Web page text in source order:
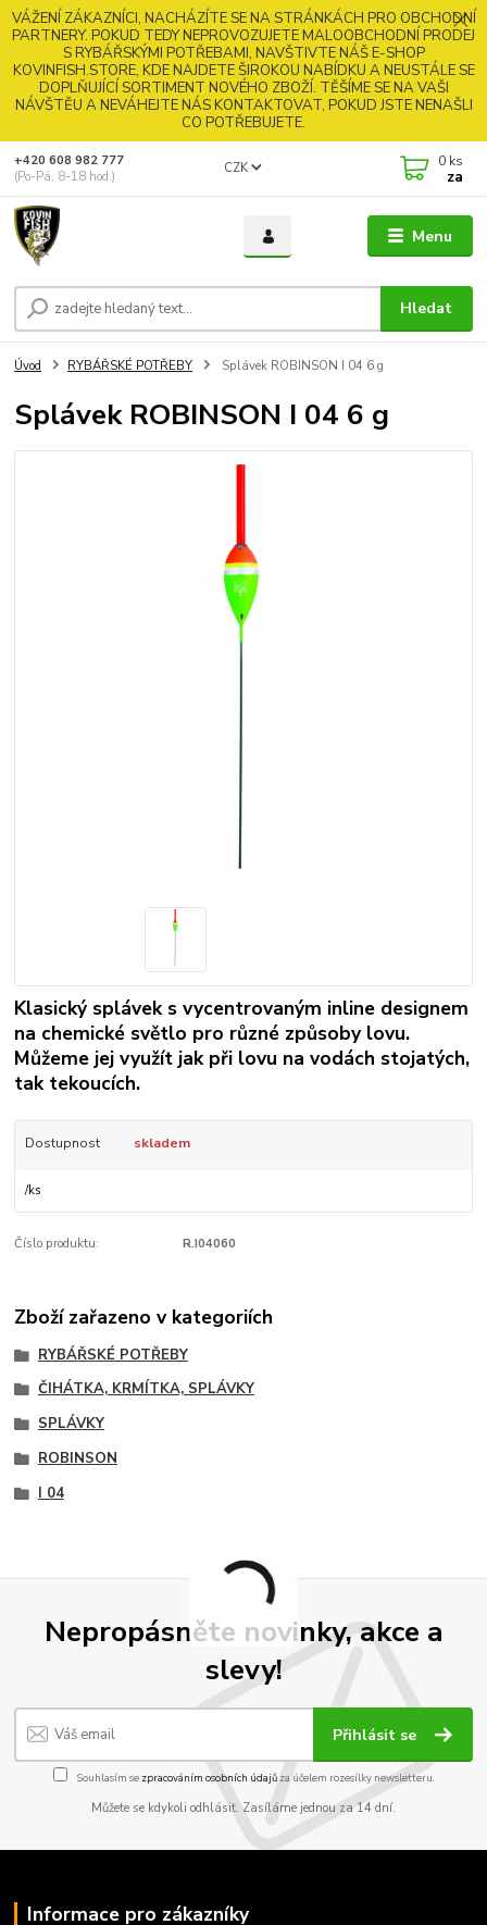
VÁŽENÍ ZÁKAZNÍCI, NACHÁZÍTE SE NA STRÁNKÁCH PRO OBCHODNÍ
PARTNERY. POKUD TEDY NEPROVOZUJETE MALOOBCHODNÍ PRODEJ
S RYBÁŘSKÝMI POTŘEBAMI, NAVŠTIVTE NÁŠ E-SHOP
KOVINFISH.STORE, KDE NAJDETE ŠIROKOU NABÍDKU A NEUSTÁLE SE
DOPLŇUJÍCÍ SORTIMENT NOVÉHO ZBOŽÍ. TĚŠÍME SE NA VAŠI
NÁVŠTĚU A NEVÁHEJTE NÁS KONTAKTOVAT, POKUD JSTE NENAŠLI
CO POTŘEBUJETE.
Menu
CZK
Hledat
+420 608 982 777
(Po-Pá, 8-18 hod.)
0 ks
za
Úvod RYBÁŘSKÉ POTŘEBY Splávek ROBINSON I 04 6 g
Splávek ROBINSON I 04 6 g
Klasický splávek s vycentrovaným inline designem
na chemické světlo pro různé způsoby lovu.
Můžeme jej využít jak při lovu na vodách stojatých,
tak tekoucích.
Dostupnost skladem
/ks
Číslo produktu: R.I04060
Zboží zařazeno v kategoriích
RYBÁŘSKÉ POTŘEBY
ČIHÁTKA, KRMÍTKA, SPLÁVKY
SPLÁVKY
ROBINSON
I 04
Nepropásněte novinky, akce a
slevy!
Přihlásit se
Souhlasím se zpracováním osobních údajůza účelem rozesílky newsletteru.
Můžete se kdykoli odhlásit. Zasíláme jednou za 14 dní.
Informace pro zákazníky